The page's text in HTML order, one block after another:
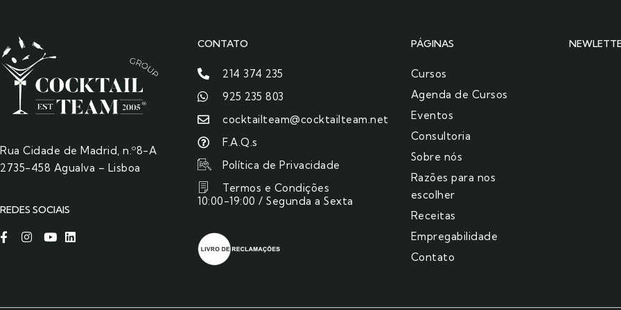
Rua Cidade de Madrid, n.º8-A
2735-458 Agualva – Lisboa
REDES SOCIAIS
CONTATO
214 374 235
925 235 803
cocktailteam@cocktailteam.net
F.A.Q.s
Política de Privacidade
Termos e Condições
10:00-19:00 / Segunda a Sexta
PÁGINAS
Cursos
Agenda de Cursos
Eventos
Consultoria
Sobre nós
Razões para nos
escolher​
Receitas
Empregabilidade
Contato